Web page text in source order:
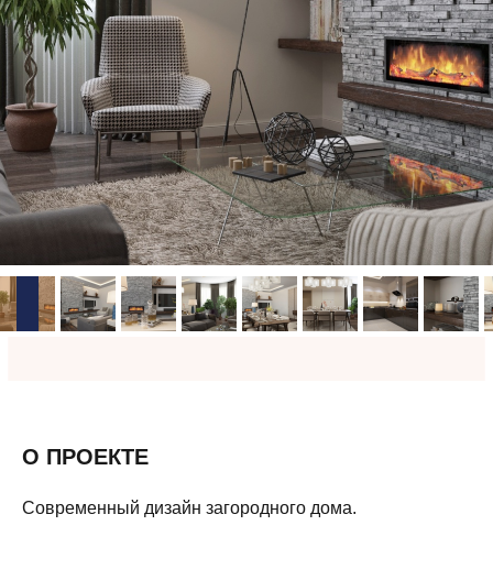
О ПРОЕКТЕ
Современный дизайн загородного дома.